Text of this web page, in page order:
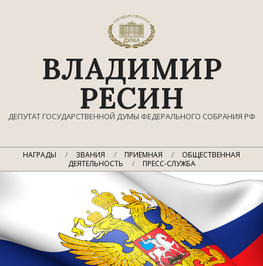
ВЛАДИМИР
РЕСИН
ДЕПУТАТ ГОСУДАРСТВЕННОЙ ДУМЫ ФЕДЕРАЛЬНОГО СОБРАНИЯ РФ
Главное
НАГРАДЫ ЗВАНИЯ ПРИЕМНАЯ
ОБЩЕСТВЕННАЯ
ДЕЯТЕЛЬНОСТЬ
ПРЕСС-СЛУЖБА